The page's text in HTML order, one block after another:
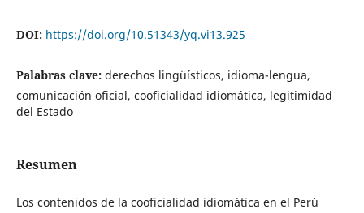
DOI: https://doi.org/10.51343/yq.vi13.925
Palabras clave: derechos lingüísticos, idioma-lengua,
comunicación oficial, cooficialidad idiomática, legitimidad
del Estado
Resumen
Los contenidos de la cooficialidad idiomática en el Perú